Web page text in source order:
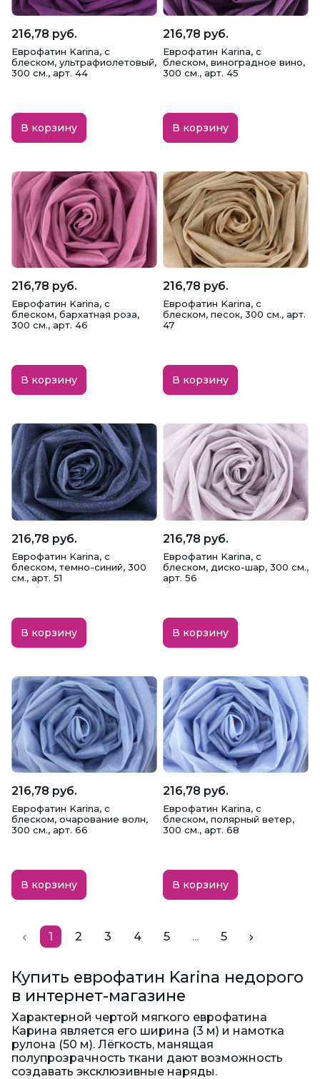
216,78 руб.
Еврофатин Karina, с
блеском, ультрафиолетовый,
300 см., арт. 44
В корзину
216,78 руб.
Еврофатин Karina, с
блеском, виноградное вино,
300 см., арт. 45
В корзину
216,78 руб.
Еврофатин Karina, с
блеском, бархатная роза,
300 см., арт. 46
В корзину
216,78 руб.
Еврофатин Karina, с
блеском, песок, 300 см., арт.
47
В корзину
216,78 руб.
Еврофатин Karina, с
блеском, темно-синий, 300
см., арт. 51
В корзину
216,78 руб.
Еврофатин Karina, с
блеском, диско-шар, 300 см.,
арт. 56
В корзину
216,78 руб.
Еврофатин Karina, с
блеском, очарование волн,
300 см., арт. 66
В корзину
216,78 руб.
Еврофатин Karina, с
блеском, полярный ветер,
300 см., арт. 68
В корзину
1 2 3 4 5 ... 5
Купить еврофатин Karina недорого
в интернет-магазине
Характерной чертой мягкого еврофатина
Карина является его ширина (3 м) и намотка
рулона (50 м). Лёгкость, манящая
полупрозрачность ткани дают возможность
создавать эксклюзивные наряды.